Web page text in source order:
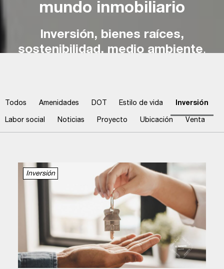
mundo inmobiliario
Inversión, bienes raíces,
sostenibilidad, medioambiente,
Todos Amenidades DOT Estilo de vida Inversión
Labor social Noticias Proyecto Ubicación Venta
Inversión